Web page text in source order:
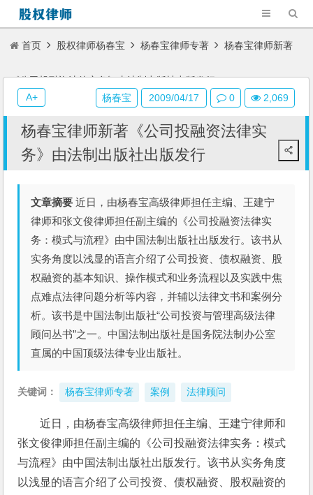
首页 股权律师杨春宝 杨春宝律师专著 杨春宝律师新著
《公司投融资法律实务》由法制出版社出版发行
杨春宝律师新著《公司投融资法律实
务》由法制出版社出版发行
文章摘要 近日，由杨春宝高级律师担任主编、王建宁
律师和张文俊律师担任副主编的《公司投融资法律实
务：模式与流程》由中国法制出版社出版发行。该书从
实务角度以浅显的语言介绍了公司投资、债权融资、股
权融资的基本知识、操作模式和业务流程以及实践中焦
点难点法律问题分析等内容，并辅以法律文书和案例分
析。该书是中国法制出版社“公司投资与管理高级法律
顾问丛书”之一。中国法制出版社是国务院法制办公室
直属的中国顶级法律专业出版社。
关键词： 杨春宝律师专著 案例 法律顾问
近日，由杨春宝高级律师担任主编、王建宁律师和
张文俊律师担任副主编的《公司投融资法律实务：模式
与流程》由中国法制出版社出版发行。该书从实务角度
以浅显的语言介绍了公司投资、债权融资、股权融资的
杨春宝 2009/04/17 0 2,069
A+